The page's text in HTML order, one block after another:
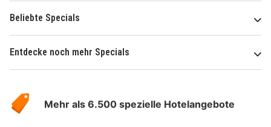
Beliebte Specials
Entdecke noch mehr Specials
Hotelspecials
Mehr als 6.500 spezielle Hotelangebote